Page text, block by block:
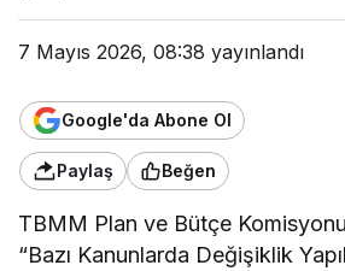
7 Mayıs 2026, 08:38 yayınlandı
Google'da Abone Ol
Paylaş Beğen
TBMM Plan ve Bütçe
“Bazı Kanunlarda Değişiklik